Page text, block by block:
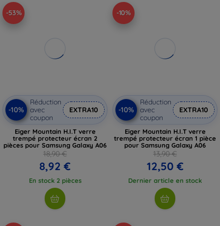
-53%
-10%
Réduction
avec
coupon
EXTRA10
Eiger Mountain H.I.T verre
trempé protecteur écran 2
pièces pour Samsung Galaxy A06
18,90 €
8,92 €
En stock 2 pièces
-10%
-10%
Réduction
avec
coupon
EXTRA10
Eiger Mountain H.I.T verre
trempé protecteur écran 1 pièce
pour Samsung Galaxy A06
13,90 €
12,50 €
Dernier article en stock